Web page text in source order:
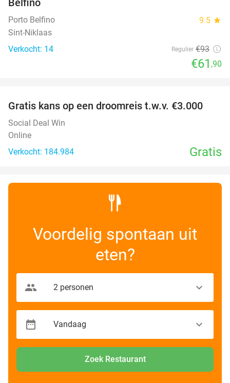
TODAY
Porto Belfino 9.5 star
Sint-Niklaas
Verkocht: 14
Regulier €93
€61 ,90
Gratis kans op een droomreis t.w.v. €3.000
Social Deal Win
Online
Verkocht: 184.984
Gratis
Voordelig spontaan uit
eten?
Zoek Restaurant